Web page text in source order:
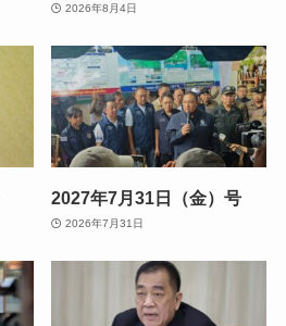
2026年8月4日
2027年7月31日（金）号
2026年7月31日